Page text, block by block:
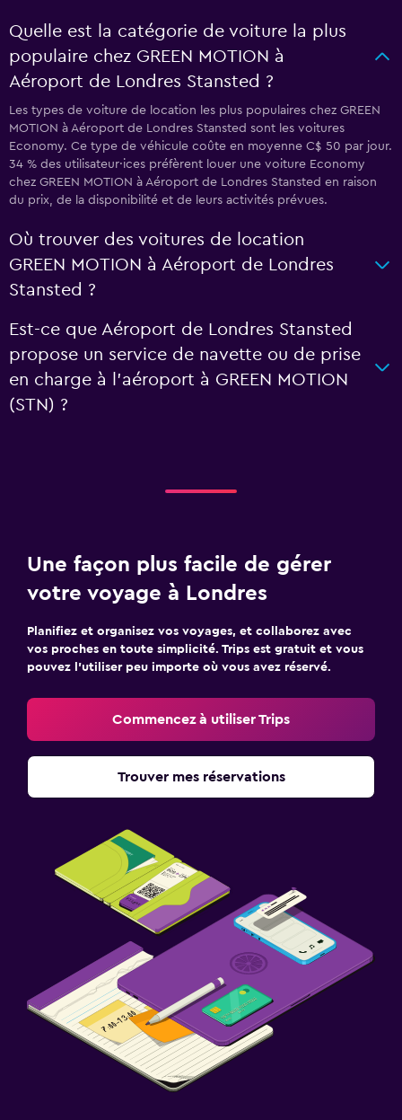
Quelle est la catégorie de voiture la plus
populaire chez GREEN MOTION à
Aéroport de Londres Stansted ?
Les types de voiture de location les plus populaires chez GREEN
MOTION à Aéroport de Londres Stansted sont les voitures
Economy. Ce type de véhicule coûte en moyenne C$ 50 par jour.
34 % des utilisateur·ices préfèrent louer une voiture Economy
chez GREEN MOTION à Aéroport de Londres Stansted en raison
du prix, de la disponibilité et de leurs activités prévues.
Où trouver des voitures de location
GREEN MOTION à Aéroport de Londres
Stansted ?
Est-ce que Aéroport de Londres Stansted
propose un service de navette ou de prise
en charge à l’aéroport à GREEN MOTION
(STN) ?
Une façon plus facile de gérer
votre voyage à Londres
Planifiez et organisez vos voyages, et collaborez avec
vos proches en toute simplicité. Trips est gratuit et vous
pouvez l’utiliser peu importe où vous avez réservé.
Commencez à utiliser Trips
Trouver mes réservations